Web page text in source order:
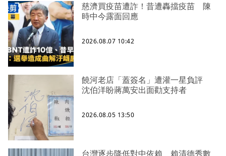
慈濟買疫苗遭詐！昔遭轟擋疫苗 陳
時中今露面回應
2026.08.07 10:42
饒河老店「蓋簽名」遭灌一星負評
沈伯洋盼蔣萬安出面勸支持者
2026.08.05 13:50
台灣逐步降低對中依賴 賴清德秀數